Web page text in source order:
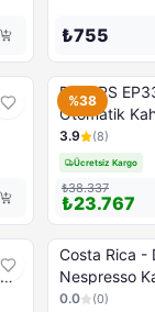
₺755
%38
PHILIPS
Otomatik
3.9 (8)
Ücretsiz Kargo
₺38.337
₺23.767
Costa Rica -
Nespresso
Kapsül
0.0 (0)